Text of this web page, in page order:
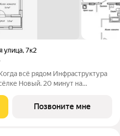
улица,7к2
Новый. 20 минут на
высотой 13 жилых этажей;
Позвоните мне